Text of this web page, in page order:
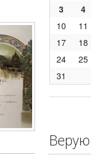
3
4
10
11
17
18
24
25
31
Верую